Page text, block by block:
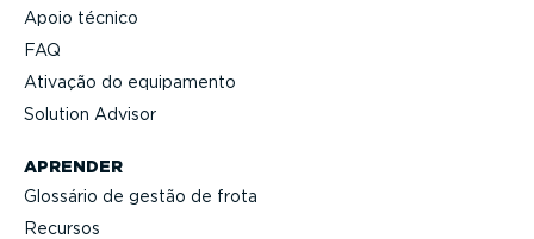
Apoio técnico
FAQ
Ativação do equipamento
Solution Advisor
APRENDER
Glossário de gestão de frota
Recursos